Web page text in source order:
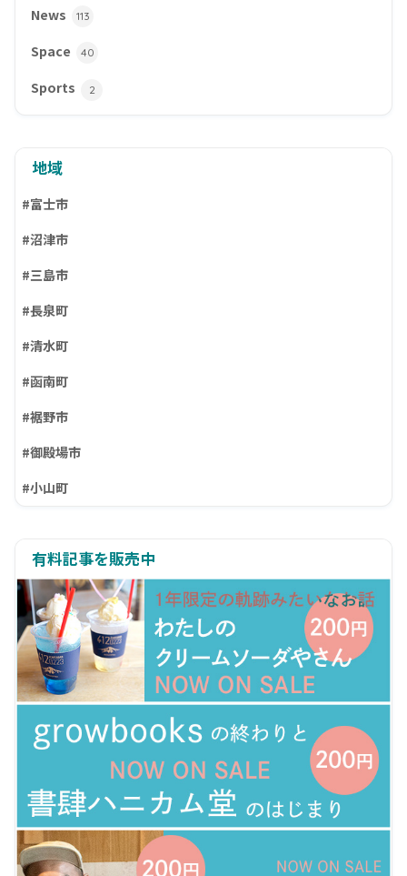
News 113
Space 40
Sports 2
地域
#富士市
#沼津市
#三島市
#長泉町
#清水町
#函南町
#裾野市
#御殿場市
#小山町
有料記事を販売中